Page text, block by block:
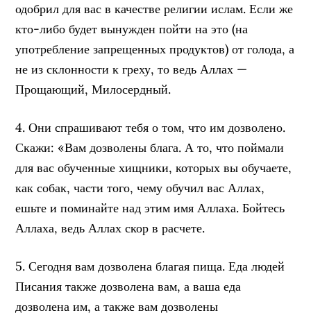
одобрил для вас в качестве религии ислам. Если же
кто-либо будет вынужден пойти на это (на
употребление запрещенных продуктов) от голода, а
не из склонности к греху, то ведь Аллах —
Прощающий, Милосердный.
4. Они спрашивают тебя о том, что им дозволено.
Скажи: «Вам дозволены блага. А то, что поймали
для вас обученные хищники, которых вы обучаете,
как собак, части того, чему обучил вас Аллах,
ешьте и поминайте над этим имя Аллаха. Бойтесь
Аллаха, ведь Аллах скор в расчете.
5. Сегодня вам дозволена благая пища. Еда людей
Писания также дозволена вам, а ваша еда
дозволена им, а также вам дозволены